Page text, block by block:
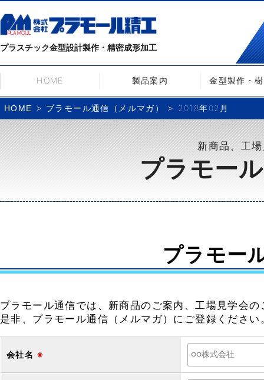
プラスチック金型設計製作・精密成形加工
HOME 製品案内 金型製作・
HOME プラモール通信（メルマガ） 2018年02月
新商品、工
プラモー
プラモー
プラモール通信では、新商品のご案内、工場見学会
是非、プラモール通信（メルマガ）にご登録ください
会社名 ※